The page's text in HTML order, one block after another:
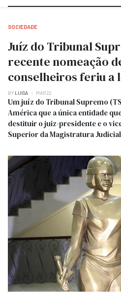
SOCIEDADE
Juíz do Tribunal
recente nomeação
conselheiros feriu a
BY LUISA MAR 22
Um juíz do Tribunal Supremo
América que a única entidade
destituir o juiz-presidente e o
Superior da Magistratura